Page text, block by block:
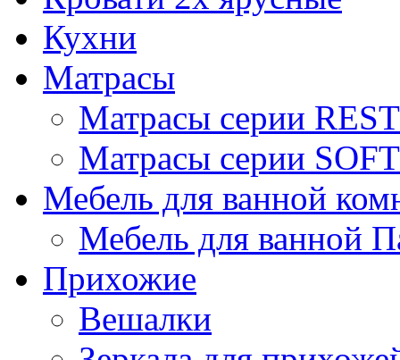
Кухни
Матрасы
Матрасы серии REST
Матрасы серии SOFT
Мебель для ванной
Мебель для ванной
Прихожие
Вешалки